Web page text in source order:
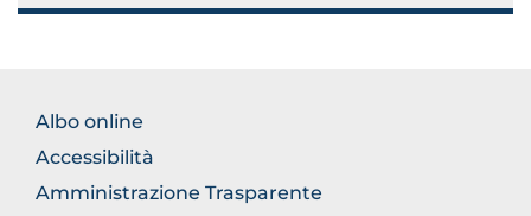
BROWSE
THE
SECTION
Albo online
Accessibilità
Amministrazione Trasparente